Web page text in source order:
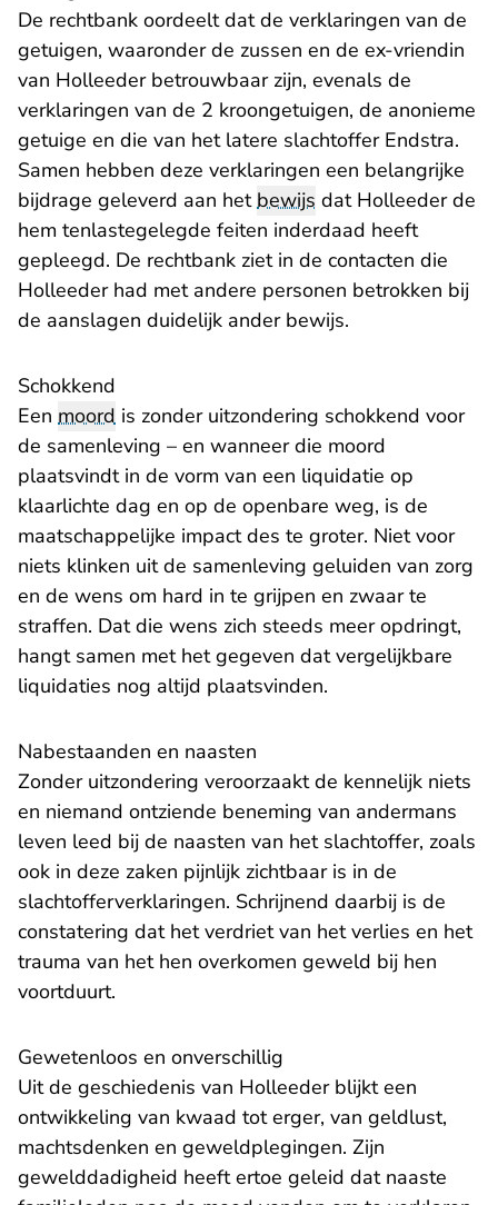
De rechtbank oordeelt dat de verklaringen van de
getuigen, waaronder de zussen en de ex-vriendin
van Holleeder betrouwbaar zijn, evenals de
verklaringen van de 2 kroongetuigen, de anonieme
getuige en die van het latere slachtoffer Endstra.
Samen hebben deze verklaringen een belangrijke
bijdrage geleverd aan hetbewijs dat Holleeder de
hem tenlastegelegde feiten inderdaad heeft
gepleegd. De rechtbank ziet in de contacten die
Holleeder had met andere personen betrokken bij
de aanslagen duidelijk ander bewijs.
Schokkend
Een moord is zonder uitzondering schokkend voor
de samenleving – en wanneer die moord
plaatsvindt in de vorm van een liquidatie op
klaarlichte dag en op de openbare weg, is de
maatschappelijke impact des te groter. Niet voor
niets klinken uit de samenleving geluiden van zorg
en de wens om hard in te grijpen en zwaar te
straffen. Dat die wens zich steeds meer opdringt,
hangt samen met het gegeven dat vergelijkbare
liquidaties nog altijd plaatsvinden.
Nabestaanden en naasten
Zonder uitzondering veroorzaakt de kennelijk niets
en niemand ontziende beneming van andermans
leven leed bij de naasten van het slachtoffer, zoals
ook in deze zaken pijnlijk zichtbaar is in de
slachtofferverklaringen. Schrijnend daarbij is de
constatering dat het verdriet van het verlies en het
trauma van het hen overkomen geweld bij hen
voortduurt.
Gewetenloos en onverschillig
Uit de geschiedenis van Holleeder blijkt een
ontwikkeling van kwaad tot erger, van geldlust,
machtsdenken en geweldplegingen. Zijn
gewelddadigheid heeft ertoe geleid dat naaste